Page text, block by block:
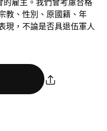
教、性別、原國籍、年
現，不論是否具退伍軍人